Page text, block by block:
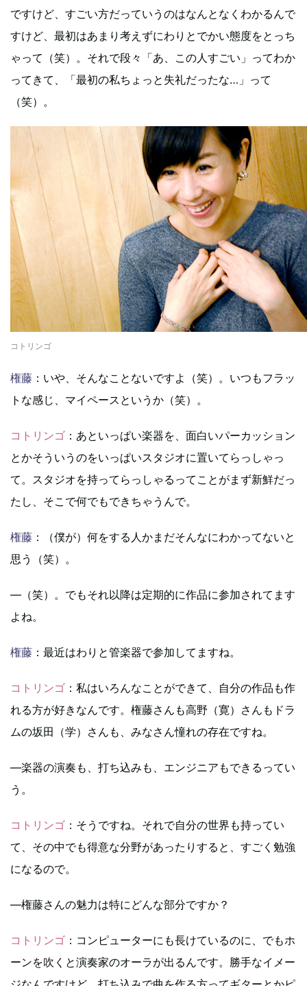
ですけど、すごい方だっていうのはなんとなくわかるんで
すけど、最初はあまり考えずにわりとでかい態度をとっち
ゃって（笑）。それで段々「あ、この人すごい」ってわか
ってきて、「最初の私ちょっと失礼だったな…」って
（笑）。
コトリンゴ
権藤 ：いや、そんなことないですよ（笑）。いつもフラッ
トな感じ、マイペースというか（笑）。
コトリンゴ ：あといっぱい楽器を、面白いパーカッション
とかそういうのをいっぱいスタジオに置いてらっしゃっ
て。スタジオを持ってらっしゃるってことがまず新鮮だっ
たし、そこで何でもできちゃうんで。
権藤 ：（僕が）何をする人かまだそんなにわかってないと
思う（笑）。
―（笑）。でもそれ以降は定期的に作品に参加されてます
よね。
権藤 ：最近はわりと管楽器で参加してますね。
コトリンゴ ：私はいろんなことができて、自分の作品も作
れる方が好きなんです。権藤さんも高野（寛）さんもドラ
ムの坂田（学）さんも、みなさん憧れの存在ですね。
―楽器の演奏も、打ち込みも、エンジニアもできるってい
う。
コトリンゴ ：そうですね。それで自分の世界も持ってい
て、その中でも得意な分野があったりすると、すごく勉強
になるので。
―権藤さんの魅力は特にどんな部分ですか？
コトリンゴ ：コンピューターにも長けているのに、でもホ
ーンを吹くと演奏家のオーラが出るんです。勝手なイメー